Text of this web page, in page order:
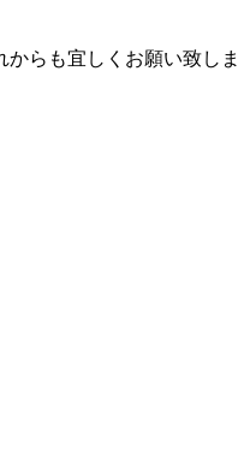
らも宜しくお願い致しま